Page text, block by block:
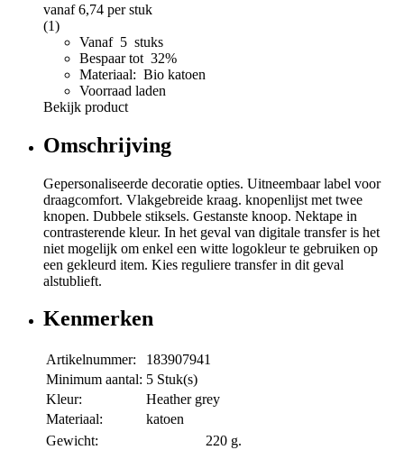
vanaf6,74 per stuk
(1)
Vanaf 5 stuks
Bespaar tot 32%
Materiaal: Bio katoen
Voorraad laden
Bekijk product
Omschrijving
Gepersonaliseerde decoratie opties. Uitneembaar label voor
draagcomfort. Vlakgebreide kraag. knopenlijst met twee
knopen. Dubbele stiksels. Gestanste knoop. Nektape in
contrasterende kleur. In het geval van digitale transfer is het
niet mogelijk om enkel een witte logokleur te gebruiken op
een gekleurd item. Kies reguliere transfer in dit geval
alstublieft.
Kenmerken
Artikelnummer:
183907941
Minimum aantal: 5 Stuk(s)
Kleur:
Heather grey
Materiaal:
katoen
Gewicht:
220 g.